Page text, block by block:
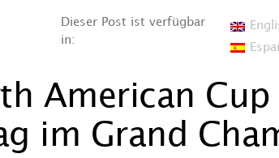
Dieser Post ist verfügbar
in:
American
im Grand